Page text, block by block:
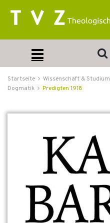
Startseite Wissenschaft & Studium
Dogmatik
Predigten 1918